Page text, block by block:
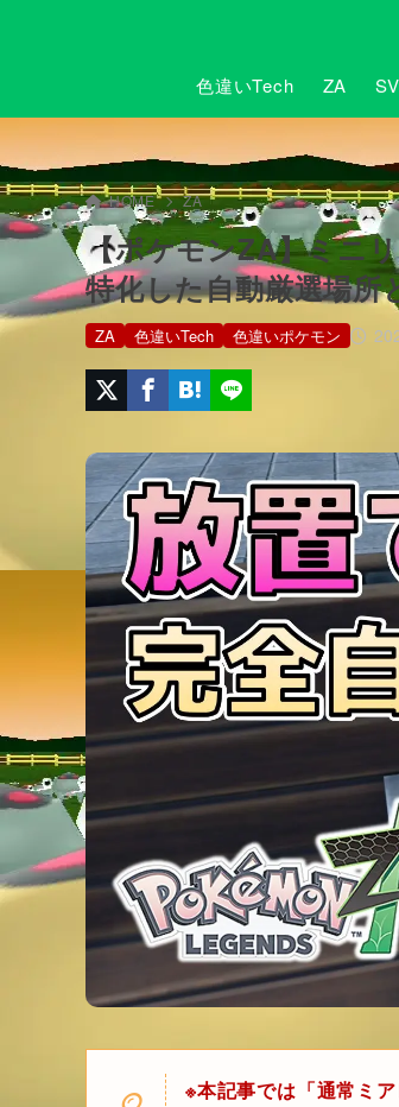
色違いTech ZA SV
HOME ZA
【ポケモンZA】ミニ
特化した自動厳選場所
ZA 色違いTech 色違いポケモン
※本記事では「通常ミ